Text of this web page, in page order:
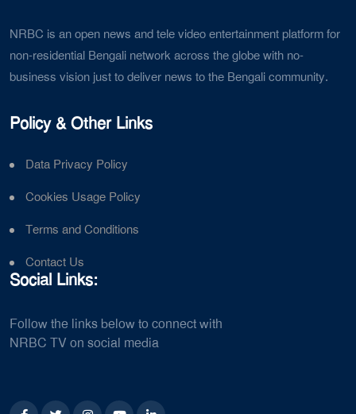
NRBC is an open news and tele video entertainment platform for
non-residential Bengali network across the globe with no-
business vision just to deliver news to the Bengali community.
Policy & Other Links
Data Privacy Policy
Cookies Usage Policy
Terms and Conditions
Contact Us
Social Links:
Follow the links below to connect with
NRBC TV on social media